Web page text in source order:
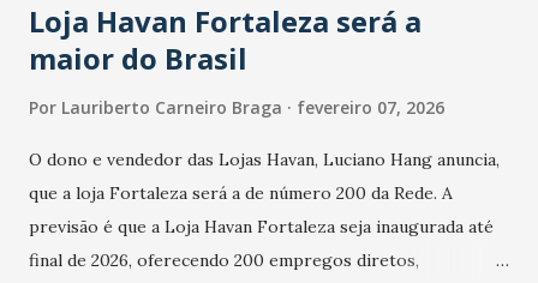
Loja Havan Fortaleza será a
maior do Brasil
Por Lauriberto Carneiro Braga fevereiro 07, 2026
O dono e vendedor das Lojas Havan, Luciano Hang anuncia,
que a loja Fortaleza será a de número 200 da Rede. A
previsão é que a Loja Havan Fortaleza seja inaugurada até
final de 2026, oferecendo 200 empregos diretos,